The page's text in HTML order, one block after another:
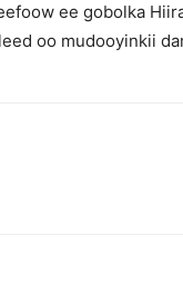
ee gobolka
oo mudooyinkii